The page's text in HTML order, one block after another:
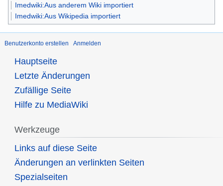
Imedwiki:Aus anderem Wiki importiert
Imedwiki:Aus Wikipedia importiert
Benutzerkonto erstellen Anmelden
Hauptseite
Letzte Änderungen
Zufällige Seite
Hilfe zu MediaWiki
Werkzeuge
Links auf diese Seite
Änderungen an verlinkten Seiten
Spezialseiten